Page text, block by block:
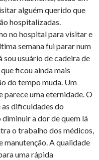
alguém querido que
hospitalizadas.
no hospital para visitar e
semana fui parar num
usuário de cadeira de
ficou ainda mais
do tempo muda. Um
parece uma eternidade. O
dificuldades do
a dor de quem lá
o trabalho dos médicos,
manutenção. A qualidade
uma rápida